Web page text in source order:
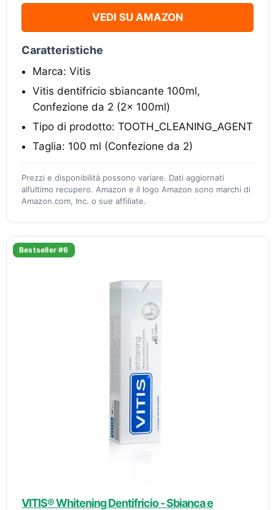
VEDI SU AMAZON
Caratteristiche
Marca: Vitis
Vitis dentifricio sbiancante 100ml,
Confezione da 2 (2x 100ml)
Tipo di prodotto: TOOTH_CLEANING_AGENT
Taglia: 100 ml (Confezione da 2)
Prezzi e disponibilità possono variare. Dati aggiornati
all’ultimo recupero. Amazon e il logo Amazon sono marchi di
Amazon.com, Inc. o sue affiliate.
Bestseller #6
VITIS® Whitening Dentifricio - Sbianca e